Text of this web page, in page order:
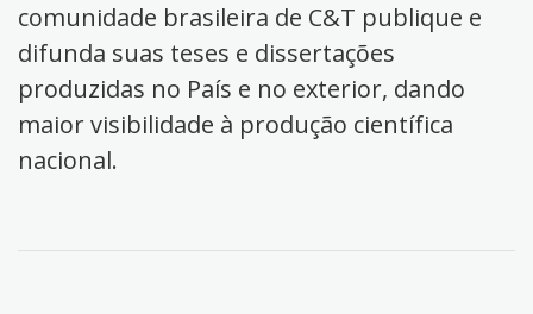
comunidade brasileira de C&T publique e
difunda suas teses e dissertações
produzidas no País e no exterior, dando
maior visibilidade à produção científica
nacional.